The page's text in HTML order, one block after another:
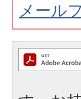
メール